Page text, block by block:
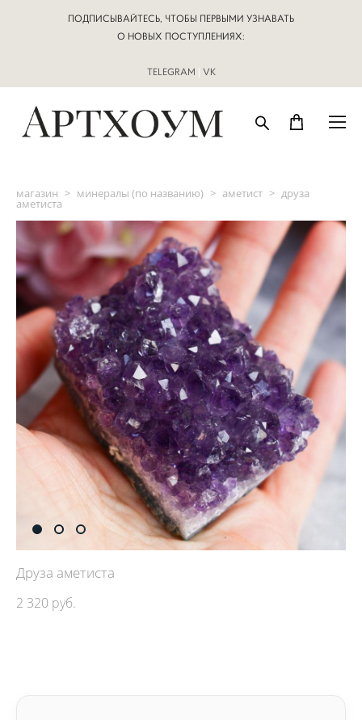
ПОДПИСЫВАЙТЕСЬ, ЧТОБЫ ПЕРВЫМИ УЗНАВАТЬ
О НОВЫХ ПОСТУПЛЕНИЯХ:
TELEGRAM | VK
магазин > минералы (по названию) > аметист > друза
аметиста
Друза аметиста
2 320 pуб.